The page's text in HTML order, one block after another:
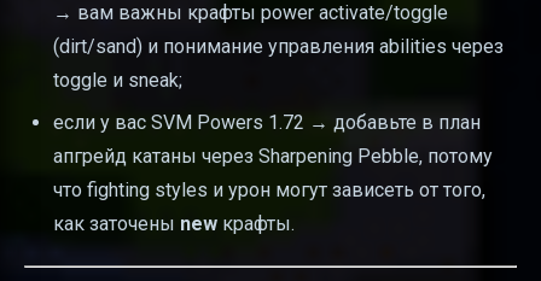
→ вам важны крафты power activate/toggle
(dirt/sand) и понимание управления abilities через
toggle и sneak;
если у вас SVM Powers 1.72 → добавьте в план
апгрейд катаны через Sharpening Pebble, потому
что fighting styles и урон могут зависеть от того,
как заточены new крафты.